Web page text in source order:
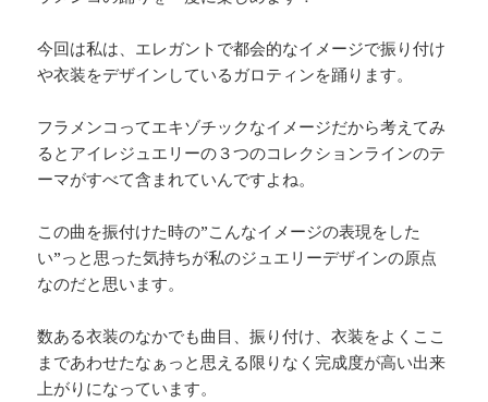
今回は私は、エレガントで都会的なイメージで振り付け
や衣装をデザインしているガロティンを踊ります。
フラメンコってエキゾチックなイメージだから考えてみ
るとアイレジュエリーの３つのコレクションラインのテ
ーマがすべて含まれていんですよね。
この曲を振付けた時の”こんなイメージの表現をした
い”っと思った気持ちが私のジュエリーデザインの原点
なのだと思います。
数ある衣装のなかでも曲目、振り付け、衣装をよくここ
まであわせたなぁっと思える限りなく完成度が高い出来
上がりになっています。